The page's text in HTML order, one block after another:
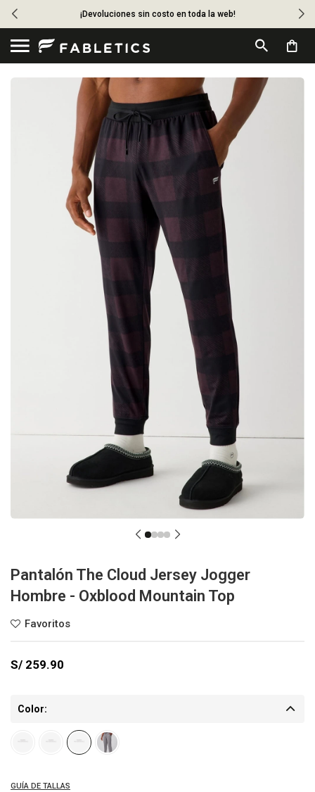
¡Devoluciones sin costo en toda la web!

Pantalón The Cloud Jersey Jogger
Hombre - Oxblood Mountain Top
S/ 259.90
Color: